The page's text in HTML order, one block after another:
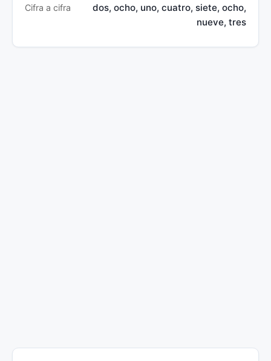
Cifra a cifra
dos, ocho, uno, cuatro, siete, ocho,
nueve, tres